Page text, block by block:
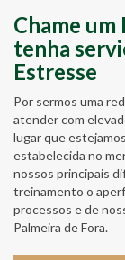
Chame
tenha
Estresse
Por sermos uma
atender com
lugar que
estabelecida no
nossos principais
treinamento o
processos e de
Palmeira de Fora.